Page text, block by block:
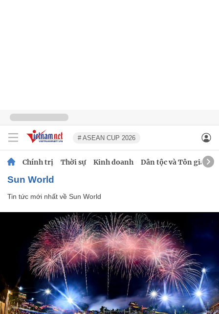
# ASEAN CUP 2026
Chính trị Thời sự Kinh doanh Dân tộc và Tôn giáo
Sun World
Tin tức mới nhất về Sun World